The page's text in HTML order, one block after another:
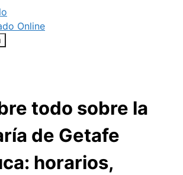
todo sobre la
de Getafe
horarios,